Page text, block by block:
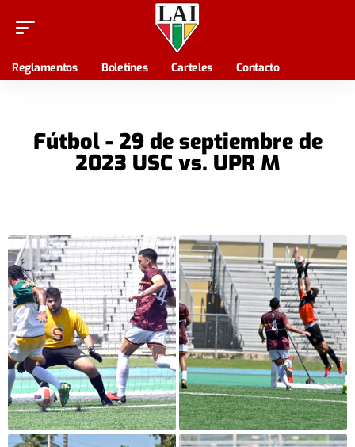
Reglamentos Boletines Carteles Contacto
Fútbol - 29 de septiembre de
2023 USC vs. UPR M